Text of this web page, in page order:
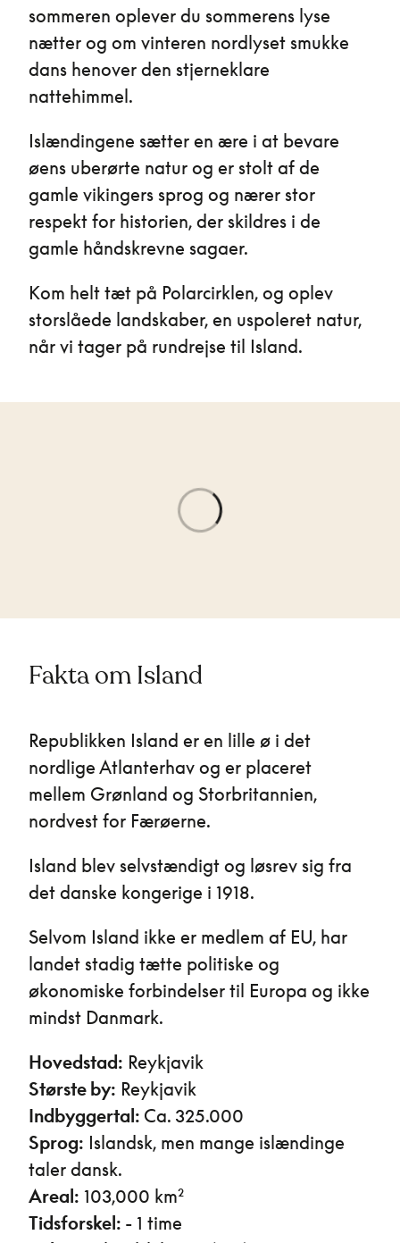
sommeren oplever du sommerens lyse
nætter og om vinteren nordlyset smukke
dans henover den stjerneklare
nattehimmel.
Islændingene sætter en ære i at bevare
øens uberørte natur og er stolt af de
gamle vikingers sprog og nærer stor
respekt for historien, der skildres i de
gamle håndskrevne sagaer.
Kom helt tæt på Polarcirklen, og oplev
storslåede landskaber, en uspoleret natur,
når vi tager på rundrejse til Island.
Fakta om Island
Republikken Island er en lille ø i det
nordlige Atlanterhav og er placeret
mellem Grønland og Storbritannien,
nordvest for Færøerne.
Island blev selvstændigt og løsrev sig fra
det danske kongerige i 1918.
Selvom Island ikke er medlem af EU, har
landet stadig tætte politiske og
økonomiske forbindelser til Europa og ikke
mindst Danmark.
Hovedstad: Reykjavik
Største by: Reykjavik
Indbyggertal: Ca. 325.000
Sprog: Islandsk, men mange islændinge
taler dansk.
Areal: 103,000 km²
Tidsforskel: - 1 time